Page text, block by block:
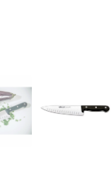
עגלת קניות